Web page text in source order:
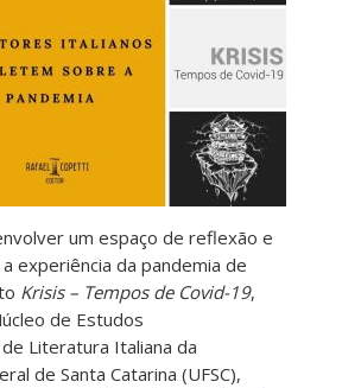
um espaço de reflexão e
experiência da pandemia de
Krisis – Tempos de Covid-19,
de Estudos
Literatura Italiana da
de Santa Catarina (UFSC),